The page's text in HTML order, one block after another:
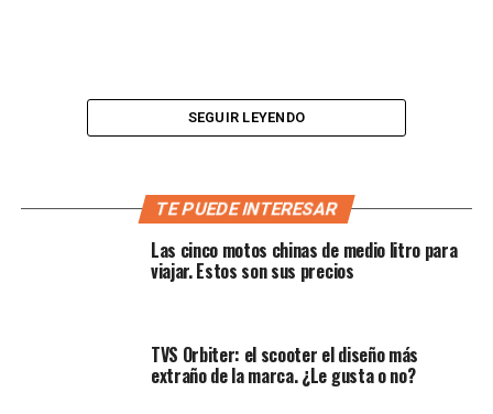
Según la marca, el X Force no es solo un scooter, sino
SEGUIR LEYENDO
TE PUEDE INTERESAR
Las cinco motos chinas de medio litro para
viajar. Estos son sus precios
TVS Orbiter: el scooter el diseño más
extraño de la marca. ¿Le gusta o no?